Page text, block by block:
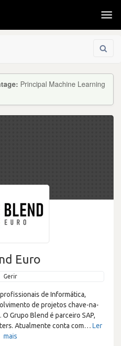
Principal Machine Learning
Euro
Gerir
de Informática,
de projetos chave-na-
Grupo Blend é parceiro SAP,
Atualmente conta com… Ler
mais